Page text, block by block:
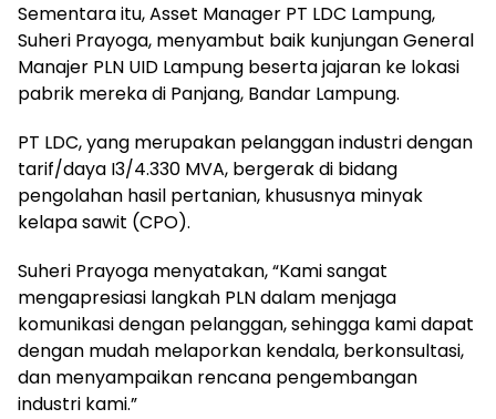
Sementara itu, Asset Manager PT LDC Lampung,
Suheri Prayoga, menyambut baik kunjungan General
Manajer PLN UID Lampung beserta jajaran ke lokasi
pabrik mereka di Panjang, Bandar Lampung.
PT LDC, yang merupakan pelanggan industri dengan
tarif/daya I3/4.330 MVA, bergerak di bidang
pengolahan hasil pertanian, khususnya minyak
kelapa sawit (CPO).
Suheri Prayoga menyatakan, “Kami sangat
mengapresiasi langkah PLN dalam menjaga
komunikasi dengan pelanggan, sehingga kami dapat
dengan mudah melaporkan kendala, berkonsultasi,
dan menyampaikan rencana pengembangan
industri kami.”